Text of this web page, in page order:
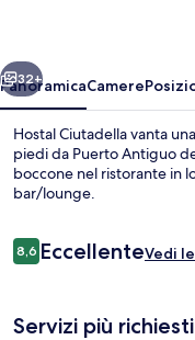
Avanti
32+
PanoramicaCamere
Hostal Ciutadella vanta
piedi da Puerto Antiguo
boccone nel ristorante in
bar/lounge.
Recensioni
8,68,6 su 10
EccellenteVedi
Servizi più richiesti